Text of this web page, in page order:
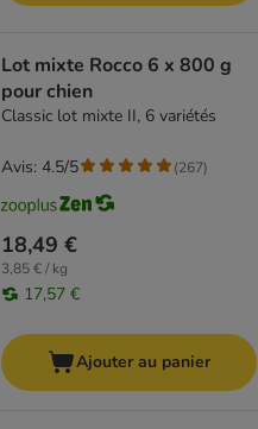
Lot mixte Rocco 6 x 800 g
pour chien
Classic lot mixte II, 6 variétés
18,49 €
3,85 € / kg
17,57 €
Avis: 4.5/5 (267)
Ajouter au panier